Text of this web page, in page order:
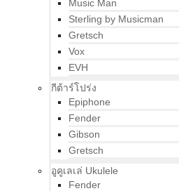
Music Man
Sterling by Musicman
Gretsch
Vox
EVH
กีต้าร์โปร่ง
Epiphone
Fender
Gibson
Gretsch
อูคูเลเล่ Ukulele
Fender